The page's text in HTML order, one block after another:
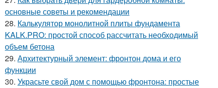
основные советы и рекомендации
28. Калькулятор монолитной плиты фундамента
KALK.PRO: простой способ рассчитать необходимый
объем бетона
29. Архитектурный элемент: фронтон дома и его
функции
30. Украсьте свой дом с помощью фронтона: простые